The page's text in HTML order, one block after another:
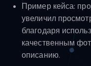
Пример кейса:
увеличил
благодаря
качественным
описанию.